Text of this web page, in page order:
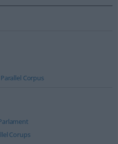
Corpus
Corups